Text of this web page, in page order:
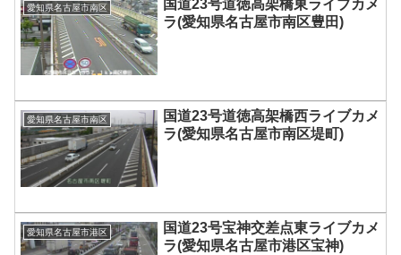
愛知県名古屋市南区
国道23号道徳高架橋東ライブカメ
ラ(愛知県名古屋市南区豊田)
愛知県名古屋市南区
国道23号道徳高架橋西ライブカメ
ラ(愛知県名古屋市南区堤町)
愛知県名古屋市港区
国道23号宝神交差点東ライブカメ
ラ(愛知県名古屋市港区宝神)